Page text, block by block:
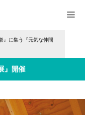
』に集う『元気な仲間
』開催